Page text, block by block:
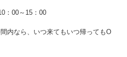
：00～15：00
内なら、いつ来てもいつ帰ってもO